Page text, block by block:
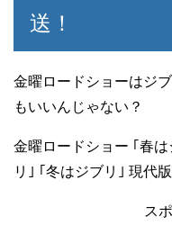
送！
金曜ロードショーはジ
もいいんじゃない？
金曜ロードショー ｢春
リ｣ ｢冬はジブリ｣ 現代
ス